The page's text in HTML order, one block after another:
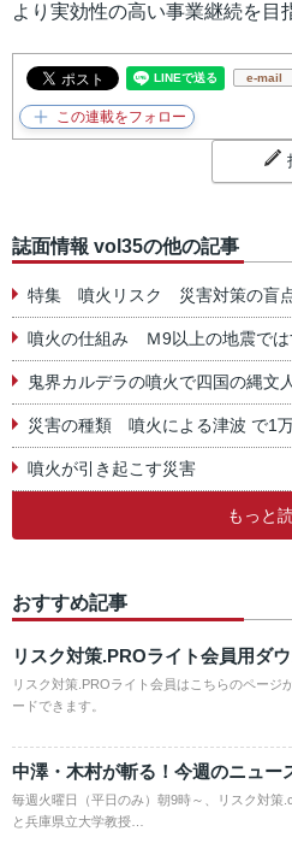
より実効性の高い事業継続を目
e-mail
誌面情報 vol35の他の記事
特集 噴火リスク 災害対策の盲点
噴火の仕組み Ｍ9以上の地震で
鬼界カルデラの噴火で四国の縄文
災害の種類 噴火による津波 で1
噴火が引き起こす災害
もっと
おすすめ記事
リスク対策.PROライト会員用ダ
リスク対策.PROライト会員はこちらのページ
ードできます。
中澤・木村が斬る！今週のニュー
毎週火曜日（平日のみ）朝9時～、リスク対
と兵庫県立大学教授…